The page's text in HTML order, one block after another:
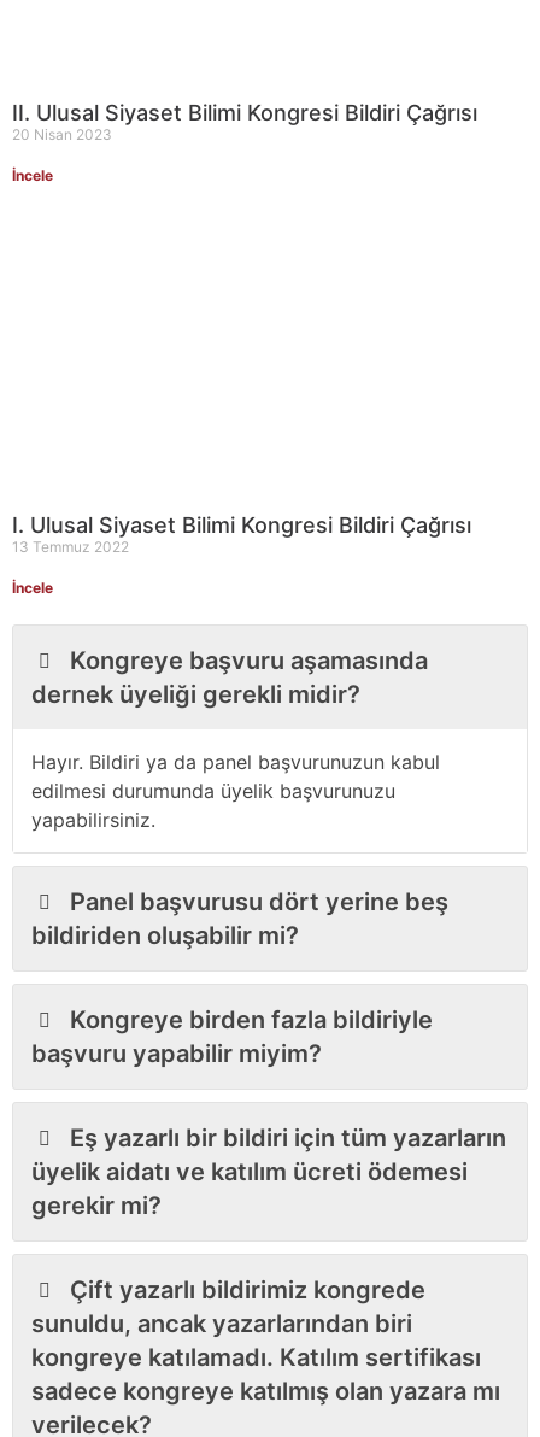
II. Ulusal Siyaset Bilimi Kongresi Bildiri Çağrısı
20 Nisan 2023
İncele
I. Ulusal Siyaset Bilimi Kongresi Bildiri Çağrısı
13 Temmuz 2022
İncele
Kongreye başvuru aşamasında
dernek üyeliği gerekli midir?
Hayır. Bildiri ya da panel başvurunuzun kabul
edilmesi durumunda üyelik başvurunuzu
yapabilirsiniz.
Panel başvurusu dört yerine beş
bildiriden oluşabilir mi?
Kongreye birden fazla bildiriyle
başvuru yapabilir miyim?
Eş yazarlı bir bildiri için tüm yazarların
üyelik aidatı ve katılım ücreti ödemesi
gerekir mi?
Çift yazarlı bildirimiz kongrede
sunuldu, ancak yazarlarından biri
kongreye katılamadı. Katılım sertifikası
sadece kongreye katılmış olan yazara mı
verilecek?